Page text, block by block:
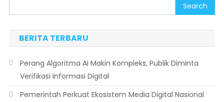
Search
BERITA TERBARU
Perang Algoritma AI Makin Kompleks, Publik Diminta
Verifikasi Informasi Digital
Pemerintah Perkuat Ekosistem Media Digital Nasional